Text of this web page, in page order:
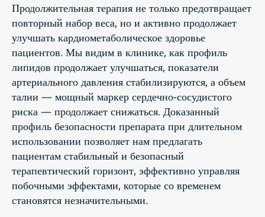
Продолжительная терапия не только предотвращает
повторный набор веса, но и активно продолжает
улучшать кардиометаболическое здоровье
пациентов. Мы видим в клинике, как профиль
липидов продолжает улучшаться, показатели
артериального давления стабилизируются, а объем
талии — мощный маркер сердечно-сосудистого
риска — продолжает снижаться. Доказанный
профиль безопасности препарата при длительном
использовании позволяет нам предлагать
пациентам стабильный и безопасный
терапевтический горизонт, эффективно управляя
побочными эффектами, которые со временем
становятся незначительными.